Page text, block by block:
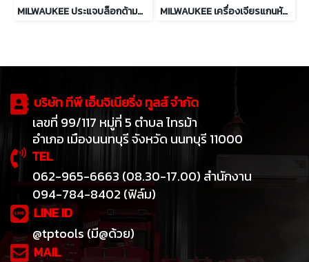
MILWAUKEE ประแจบล็อกด้ามฟรี 1/2″ 108 Nm รุ่น M12 FIR12G2-0B0 MILWAUKEE เครื่องเจียรแกนหัวงอไร้สาย 12 โวลต์ รุ่น M12 FDGA2-0
บริษัท ทีพี เอ็นจิเนียริ่ง ทูลส์ จำกัด
เลขที่ 99/117 หมู่ที่ 5 ตำบล ไทรม้า
อำเภอ เมืองนนทบุรี จังหวัด นนทบุรี 11000
TEL
062-965-6663 (08.30-17.00) สำนักงาน
094-784-8402 (ฟิล์ม)
LINE ID
@tptools (มี@ด้วย)
MAIL